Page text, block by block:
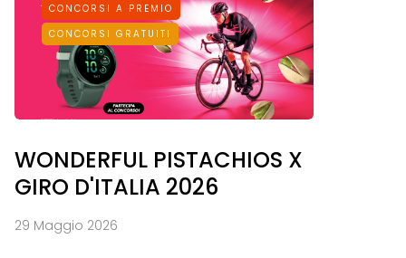
CONCORSI A PREMIO
CONCORSI GRATUITI
WONDERFUL PISTACHIOS X
GIRO D'ITALIA 2026
29 Maggio 2026